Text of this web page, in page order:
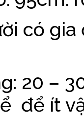
có gia
20 –
để ít